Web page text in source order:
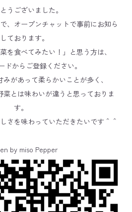
うございました。
、オープンチャットで事前にお知ら
ております。
を食べてみたい！」と思う方は、
ドからご登録ください。
があって柔らかいことが多く、
菜とは味わいが違うと思っておりま
す。
さを味わっていただきたいです＾＾
by miso Pepper